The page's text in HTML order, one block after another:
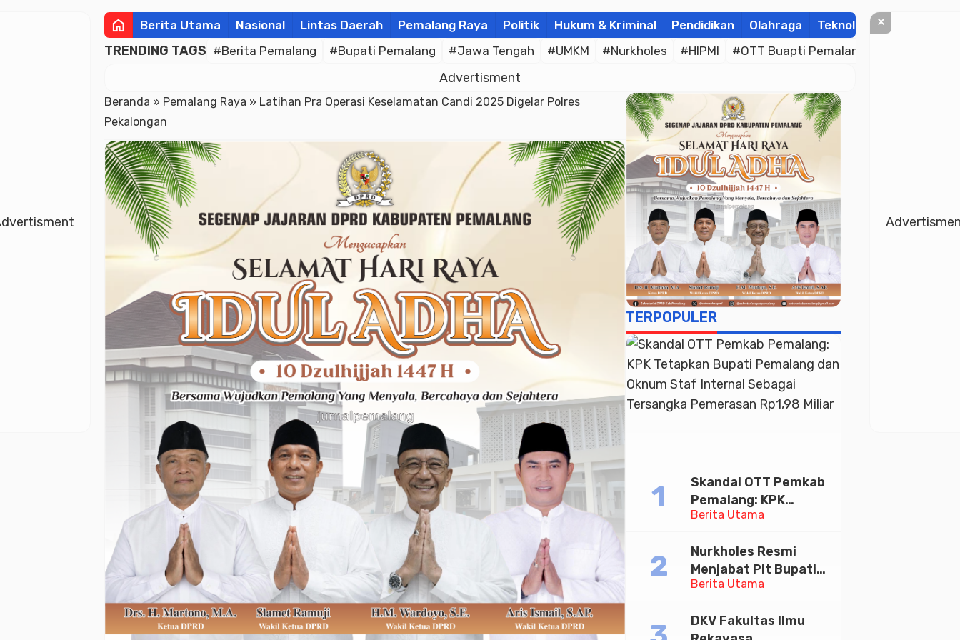
home Berita Utama Nasional Lintas Daerah Pemalang Raya Politik Hukum & Kriminal Pendidikan Olahraga Teknologi
TRENDING TAGS #Berita Pemalang #Bupati Pemalang #Jawa Tengah #UMKM #Nurkholes #HIPMI #OTT Buapti Pemalang
Advertisment
Beranda » Pemalang Raya » Latihan Pra Operasi Keselamatan Candi 2025 Digelar Polres
Pekalongan
TERPOPULER
Berita Utama
Skandal OTT Pemkab
Pemalang: KPK
Tetapkan Bupati
Staf Internal Sebagai
Tersangka
Pemerasan Rp1,98
Berita Utama
Nurkholes Resmi
Menjabat Plt Bupati
Pemalang
DKV Fakultas Ilmu
×